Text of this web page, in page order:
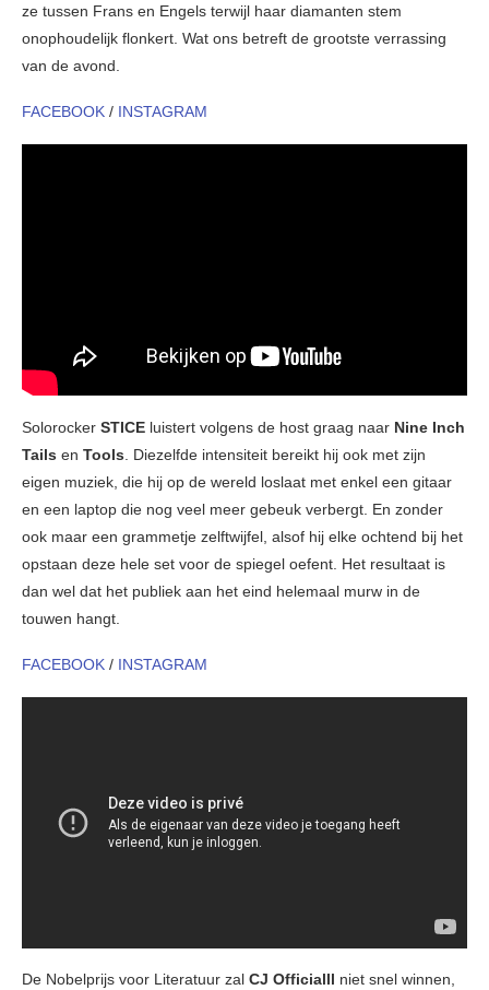
ze tussen Frans en Engels terwijl haar diamanten stem
onophoudelijk flonkert. Wat ons betreft de grootste verrassing
van de avond.
FACEBOOK / INSTAGRAM
Solorocker STICE luistert volgens de host graag naar Nine Inch
Tails en Tools . Diezelfde intensiteit bereikt hij ook met zijn
eigen muziek, die hij op de wereld loslaat met enkel een gitaar
en een laptop die nog veel meer gebeuk verbergt. En zonder
ook maar een grammetje zelftwijfel, alsof hij elke ochtend bij het
opstaan deze hele set voor de spiegel oefent. Het resultaat is
dan wel dat het publiek aan het eind helemaal murw in de
touwen hangt.
FACEBOOK / INSTAGRAM
De Nobelprijs voor Literatuur zal CJ Officialll niet snel winnen,